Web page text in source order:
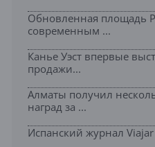
Обновленная площадь
современным ...
Канье Уэст впервые
продажи...
Алматы получил
наград за ...
Испанский журнал